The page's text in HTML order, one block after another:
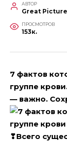
АВТОР
Great Picture
ПРОСМОТРОВ
153к.
7 фактов
группе
— важно.
❣Всего